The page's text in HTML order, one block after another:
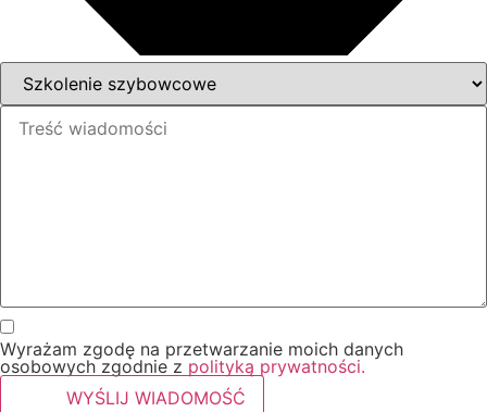
Wyrażam zgodę na przetwarzanie moich danych
osobowych zgodnie z polityką prywatności.
WYŚLIJ WIADOMOŚĆ